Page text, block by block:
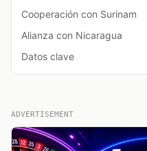
Cooperación con Surinam
Alianza con Nicaragua
Datos clave
ADVERTISEMENT